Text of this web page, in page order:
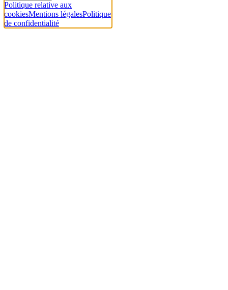
Politique relative aux
cookiesMentions légalesPolitique
de confidentialité